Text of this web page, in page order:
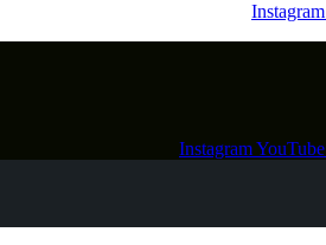
Instagram
InstagramYouTube